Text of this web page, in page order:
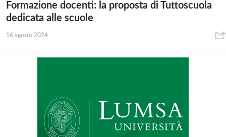
Formazione docenti: la proposta di Tuttoscuola
dedicata alle scuole
16 agosto 2024